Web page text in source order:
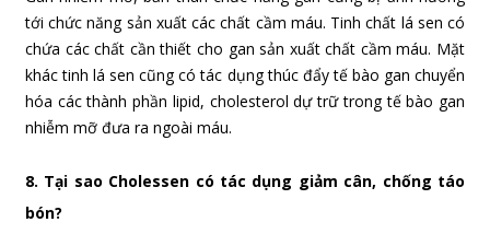
tới chức năng sản xuất các chất cầm máu. Tinh chất lá sen có
chứa các chất cần thiết cho gan sản xuất chất cầm máu. Mặt
khác tinh lá sen cũng có tác dụng thúc đẩy tế bào gan chuyển
hóa các thành phần lipid, cholesterol dự trữ trong tế bào gan
nhiễm mỡ đưa ra ngoài máu.
8. Tại sao Cholessen có tác dụng giảm cân, chống táo
bón?